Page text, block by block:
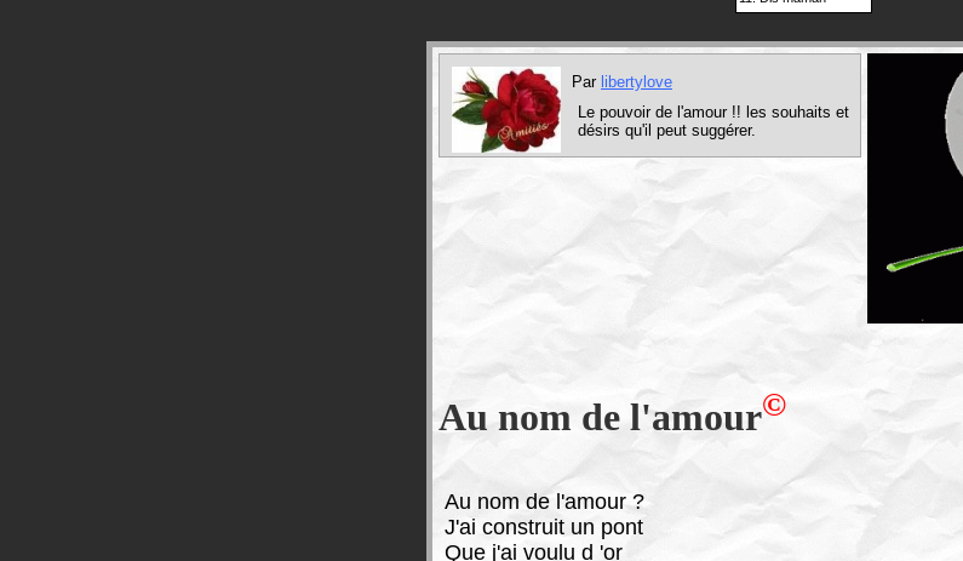
Par libertylove
Le pouvoir de l'amour !! les souhaits et
désirs qu'il peut suggérer.
Au nom de l'amour©
Au nom de l'amour ?
J'ai construit un pont
Que j'ai voulu d 'or